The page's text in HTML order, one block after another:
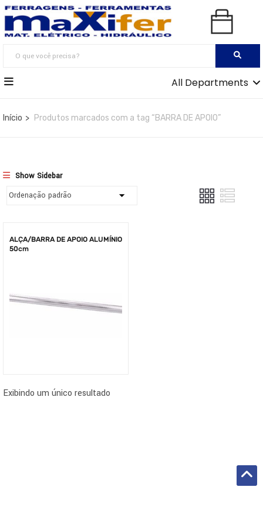
All Departments
Início Produtos marcados com a tag “BARRA DE APOIO”
Show Sidebar
ALÇA/BARRA DE APOIO ALUMÍNIO
50cm
Exibindo um único resultado